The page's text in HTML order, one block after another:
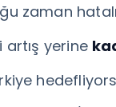
zaman
artış yerine